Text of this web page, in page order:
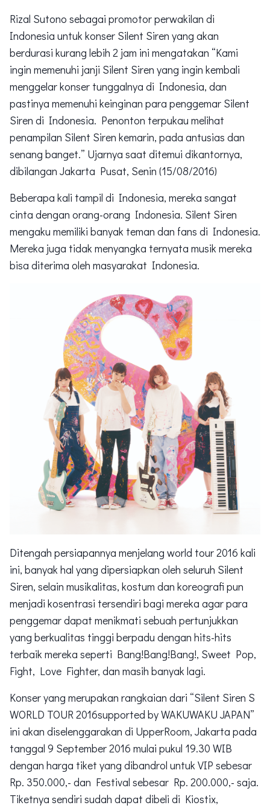
Rizal Sutono sebagai promotor perwakilan di
Indonesia untuk konser Silent Siren yang akan
berdurasi kurang lebih 2 jam ini mengatakan “Kami
ingin memenuhi janji Silent Siren yang ingin kembali
menggelar konser tunggalnya di Indonesia, dan
pastinya memenuhi keinginan para penggemar Silent
Siren di Indonesia. Penonton terpukau melihat
penampilan Silent Siren kemarin, pada antusias dan
senang banget.” Ujarnya saat ditemui dikantornya,
dibilangan Jakarta Pusat, Senin (15/08/2016)
Beberapa kali tampil di Indonesia, mereka sangat
cinta dengan orang-orang Indonesia. Silent Siren
mengaku memiliki banyak teman dan fans di Indonesia.
Mereka juga tidak menyangka ternyata musik mereka
bisa diterima oleh masyarakat Indonesia.
Ditengah persiapannya menjelang world tour 2016 kali
ini, banyak hal yang dipersiapkan oleh seluruh Silent
Siren, selain musikalitas, kostum dan koreografi pun
menjadi kosentrasi tersendiri bagi mereka agar para
penggemar dapat menikmati sebuah pertunjukkan
yang berkualitas tinggi berpadu dengan hits-hits
terbaik mereka seperti Bang!Bang!Bang!, Sweet Pop,
Fight, Love Fighter, dan masih banyak lagi.
Konser yang merupakan rangkaian dari “Silent Siren S
WORLD TOUR 2016supported by WAKUWAKU JAPAN”
ini akan diselenggarakan di UpperRoom, Jakarta pada
tanggal 9 September 2016 mulai pukul 19.30 WIB
dengan harga tiket yang dibandrol untuk VIP sebesar
Rp. 350.000,- dan Festival sebesar Rp. 200.000,- saja.
Tiketnya sendiri sudah dapat dibeli di Kiostix,